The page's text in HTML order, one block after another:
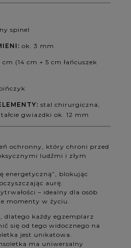
spinel
ok. 3 mm
cm (14 cm + 5 cm łańcuszek
stal chirurgiczna,
gwiazdki ok. 12 mm
ochronny, który chroni przed
ludźmi i złym
energetyczną”, blokując
aurę.
– idealny dla osób
momenty w życiu.
dlatego każdy egzemplarz
się od tego widocznego na
jest unikatowa.
ma uniwersalny